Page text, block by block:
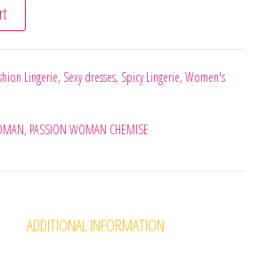
Lingerie, Sexy dresses, Spicy Lingerie, Women's
, PASSION WOMAN CHEMISE
ADDITIONAL INFORMATION